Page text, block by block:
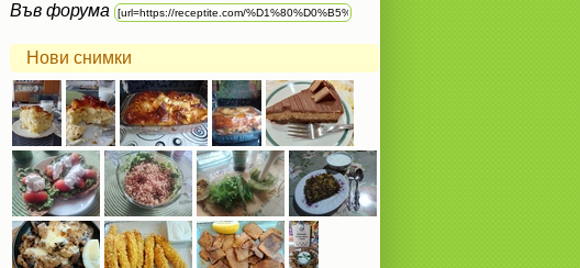
Във форума
Нови снимки